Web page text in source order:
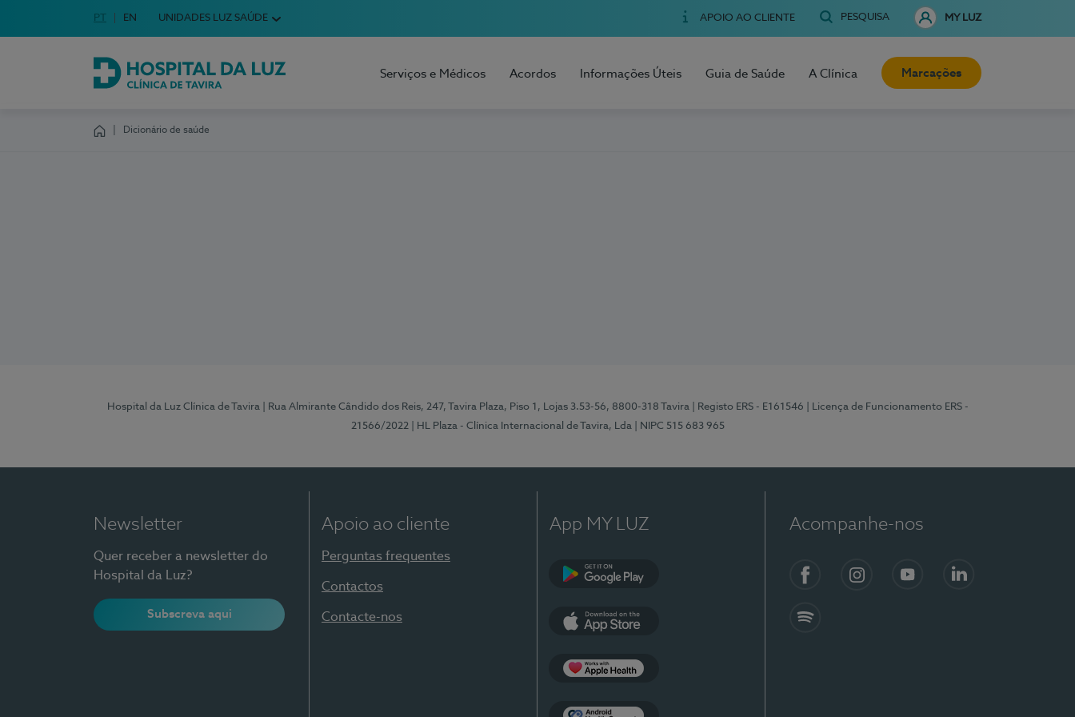
Escolha o seu idioma
Idioma em Português
PT English Language
EN UNIDADES LUZ SAÚDE APOIO AO CLIENTE PESQUISA MY LUZ
Hospital da Luz Clínica de Tavira
Serviços e Médicos Acordos Informações Úteis Guia de Saúde A Clínica Marcações
Dicionário de saúde
Hospital da Luz Clínica de Tavira | Rua Almirante Cândido dos Reis, 247, Tavira Plaza, Piso 1, Lojas 3.53-56, 8800-318 Tavira | Registo ERS - E161546
| Licença de Funcionamento ERS -
21566/2022
| HL Plaza - Clínica Internacional de Tavira, Lda | NIPC 515 683 965
Newsletter
Quer receber a newsletter do
Hospital da Luz?
Subscreva aqui
Apoio ao cliente
Perguntas frequentes
Contactos
Contacte-nos
App MY LUZ Acompanhe-nos